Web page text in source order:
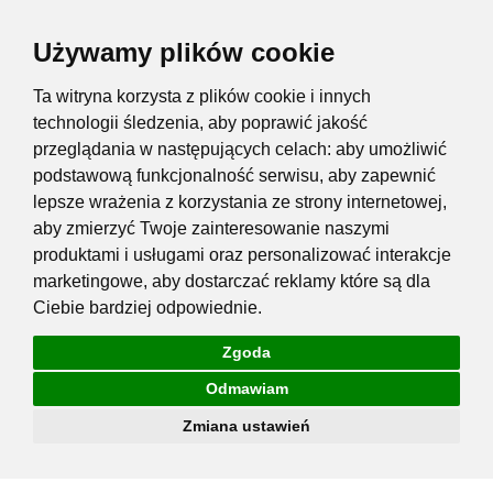
Używamy plików cookie
Ta witryna korzysta z plików cookie i innych
technologii śledzenia, aby poprawić jakość
przeglądania w następujących celach: aby umożliwić
podstawową funkcjonalność serwisu, aby zapewnić
lepsze wrażenia z korzystania ze strony internetowej,
aby zmierzyć Twoje zainteresowanie naszymi
produktami i usługami oraz personalizować interakcje
marketingowe, aby dostarczać reklamy które są dla
Ciebie bardziej odpowiednie.
Zgoda
Odmawiam
Zmiana ustawień